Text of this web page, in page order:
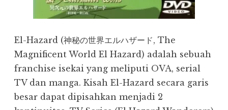
El-Hazard (神秘の世界エルハザード, The
Magnificent World El Hazard) adalah sebuah
franchise isekai yang meliputi OVA, serial
TV dan manga. Kisah El-Hazard secara garis
besar dapat dipisahkan menjadi 2